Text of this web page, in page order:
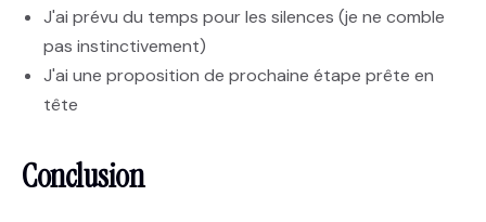
J'ai prévu du temps pour les silences (je ne comble
pas instinctivement)
J'ai une proposition de prochaine étape prête en
tête
Conclusion